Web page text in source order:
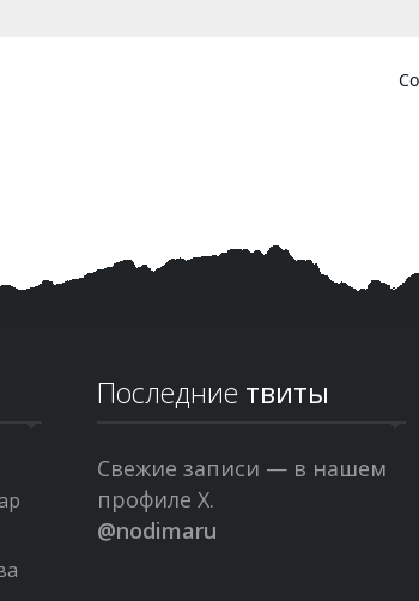
Последние твиты
Свежие записи — в нашем
профиле X.
@nodimaru